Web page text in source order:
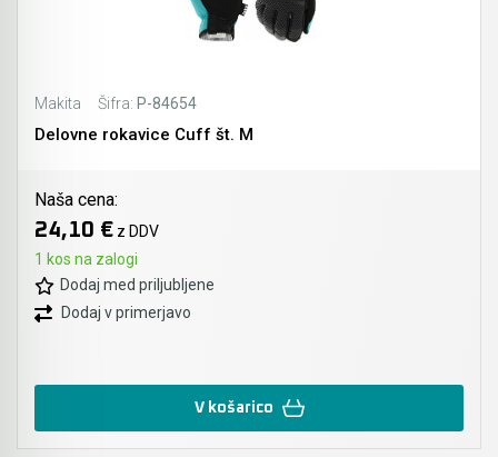
Makita Šifra: P-84654
Delovne rokavice Cuff št. M
Naša cena:
24,10 € z DDV
1 kos na zalogi
Dodaj med priljubljene
Dodaj v primerjavo
V košarico